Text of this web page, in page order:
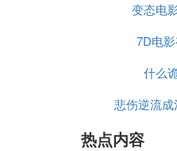
变态电
7D电
什么
悲伤逆流
热点内容